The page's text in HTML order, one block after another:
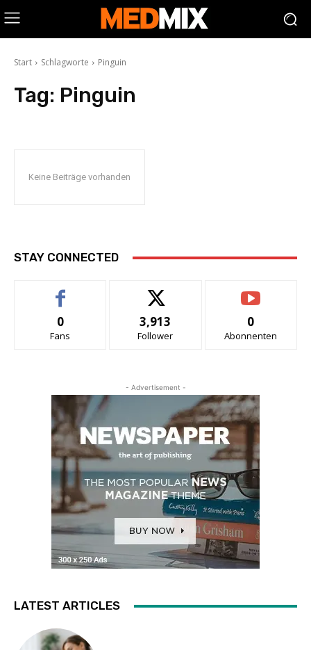
Start Schlagworte Pinguin
Tag: Pinguin
Keine Beiträge vorhanden
STAY CONNECTED
0
Fans
3,913
Follower
0
Abonnenten
- Advertisement -
LATEST ARTICLES